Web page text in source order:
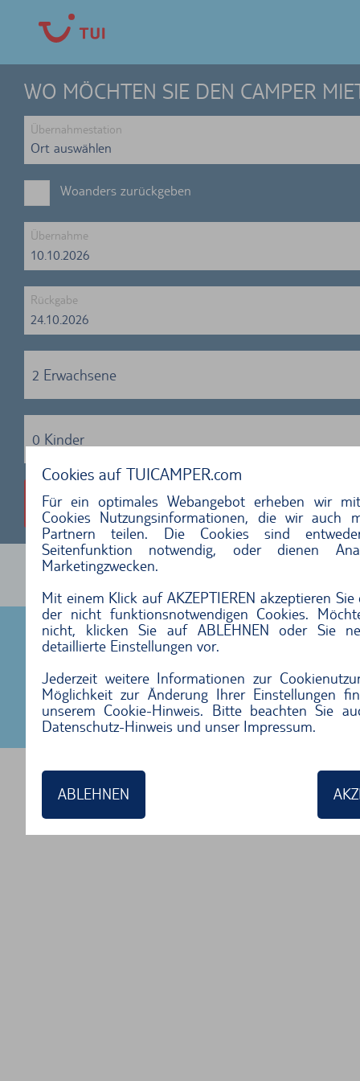
Cookies auf TUICAMPER.com
Für ein optimales Webangebot erheben wir
Cookies Nutzungsinformationen, die wir auch
Partnern teilen. Die Cookies sind
Seitenfunktion notwendig, oder dienen
Marketingzwecken.
Mit einem Klick auf AKZEPTIEREN akzeptieren Sie
der nicht funktionsnotwendigen Cookies.
nicht, klicken Sie auf ABLEHNEN oder Sie
detaillierte Einstellungen vor.
Jederzeit weitere Informationen zur
Möglichkeit zur Änderung Ihrer Einstellungen
unserem Cookie-Hinweis. Bitte beachten Sie
Datenschutz-Hinweis und unser Impressum.
ABLEHNEN
CAMPER ABC
FAQ
WO MÖCHTEN SIE DEN CAMPER
Übernahmestation
Woanders zurückgeben
Übernahme
10.10.2026
Rückgabe
24.10.2026
2 Erwachsene
0 Kinder
CAMPER FINDEN
IMPRESSUM
KONTAKT
DATENSCHUTZ
COOKIE-HINWEIS
WEBSITE-NUTZUNGSBEDINGUNGEN
REISEBEDINGUNGEN